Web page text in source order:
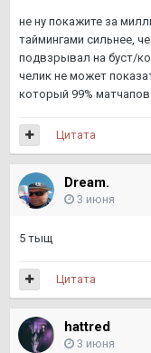
не ну покажите за
таймингами сильнее,
подвзрывал на буст/
челик не может
который 99%
Цитата
Dream.
3 июня
5 тыщ
Цитата
hattred
3 июня